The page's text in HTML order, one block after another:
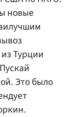
новые
Турции
Это было